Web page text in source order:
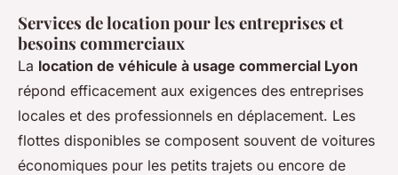
Services de location pour les entreprises et
besoins commerciaux
La location de véhicule à usage commercial Lyon
répond efficacement aux exigences des entreprises
locales et des professionnels en déplacement. Les
flottes disponibles se composent souvent de voitures
économiques pour les petits trajets ou encore de